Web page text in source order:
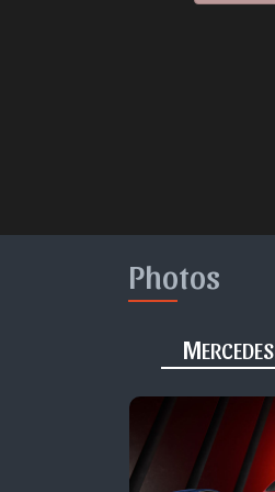
Photos
MERCEDES